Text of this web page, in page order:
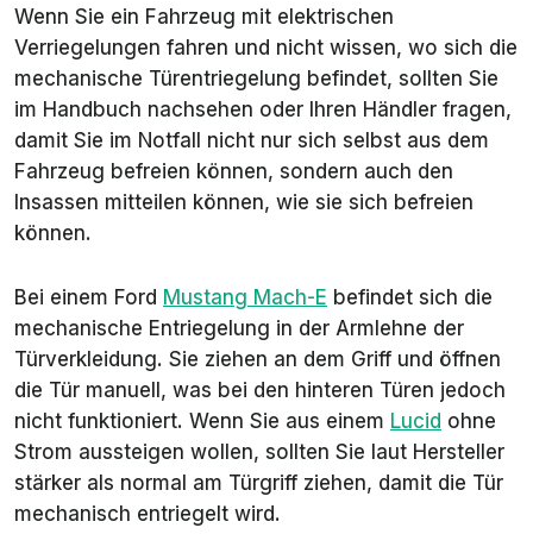
Wenn Sie ein Fahrzeug mit elektrischen
Verriegelungen fahren und nicht wissen, wo sich die
mechanische Türentriegelung befindet, sollten Sie
im Handbuch nachsehen oder Ihren Händler fragen,
damit Sie im Notfall nicht nur sich selbst aus dem
Fahrzeug befreien können, sondern auch den
Insassen mitteilen können, wie sie sich befreien
können.
Bei einem Ford Mustang Mach-E befindet sich die
mechanische Entriegelung in der Armlehne der
Türverkleidung. Sie ziehen an dem Griff und öffnen
die Tür manuell, was bei den hinteren Türen jedoch
nicht funktioniert. Wenn Sie aus einem Lucid ohne
Strom aussteigen wollen, sollten Sie laut Hersteller
stärker als normal am Türgriff ziehen, damit die Tür
mechanisch entriegelt wird.